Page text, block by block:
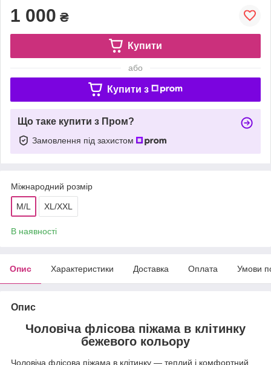
1 000 ₴
Купити
або
Купити з
Що таке купити з Пром?
Замовлення під захистом
Міжнародний розмір
M/L XL/XXL
В наявності
Опис Характеристики Доставка Оплата Умови
Опис
Чоловіча флісова піжама в клітинку
бежевого кольору
Чоловіча флісова піжама в клітинку — теплий і комфортний